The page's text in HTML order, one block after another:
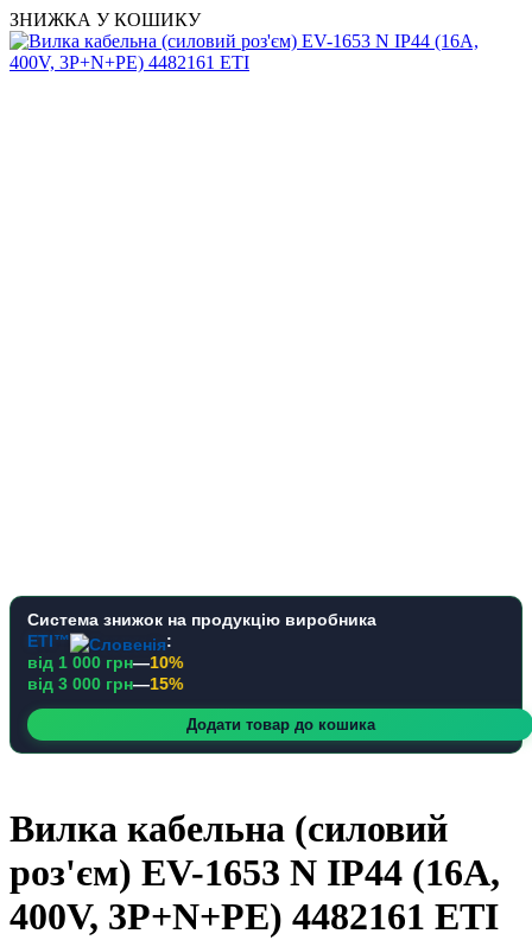
ЗНИЖКА У КОШИКУ
Система знижок на продукцію виробника
ETI™
:
від 1 000 грн—10%
від 3 000 грн—15%
Додати товар до кошика
Вилка кабельна (силовий
роз'єм) EV-1653 N IP44 (16A,
400V, 3P+N+PE) 4482161 ETI